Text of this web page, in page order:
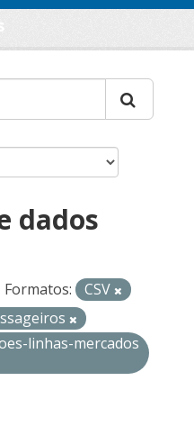
dados
Formatos:
CSV
linhas-mercados